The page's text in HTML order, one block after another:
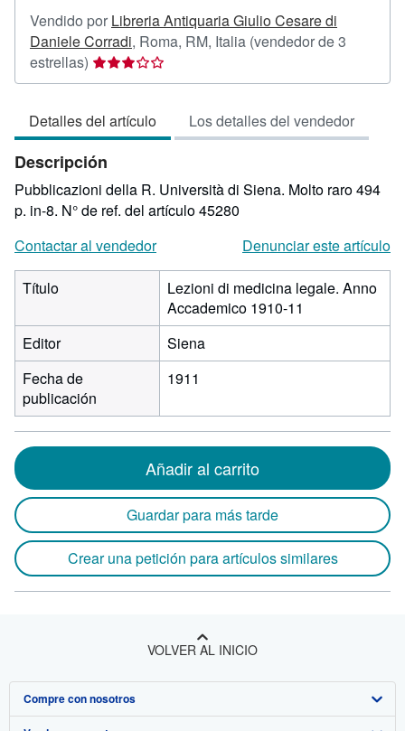
Vendido por Libreria Antiquaria Giulio Cesare di
Daniele Corradi, Roma, RM, Italia (vendedor de 3
estrellas) Calificación
del
3
de
5
estrellas
Detalles del artículo Los detalles del vendedor
Descripción
Pubblicazioni della R. Università di Siena. Molto raro 494
p. in-8. N° de ref. del artículo 45280
Contactar al vendedor
Denunciar este artículo
Título
Lezioni di medicina legale. Anno
Accademico 1910-11
Editor
Siena
Fecha de
publicación
1911
Añadir al carrito
Guardar para más tarde
Crear una petición para artículos similares
VOLVER AL INICIO
Compre con nosotros